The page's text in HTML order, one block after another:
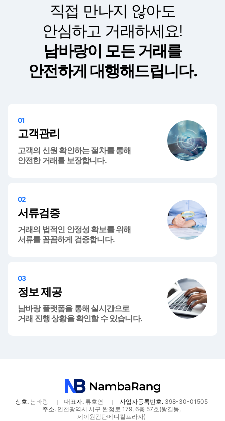
직접 만나지 않아도
안심하고 거래하세요!
남바랑이 모든 거래를
안전하게 대행해드립니다.
01
고객관리
고객의 신원 확인하는 절차를 통해
안전한 거래를 보장합니다.
02
서류검증
거래의 법적인 안정성 확보를 위해
서류를 꼼꼼하게 검증합니다.
03
정보 제공
남바랑 플랫폼을 통해 실시간으로
거래 진행 상황을 확인할 수 있습니다.
상호.남바랑 대표자.류호연 사업자등록번호.398-30-01505
주소.인천광역시 서구 완정로 179, 6층 57호(왕길동,
제이원검단메디컬프라자)